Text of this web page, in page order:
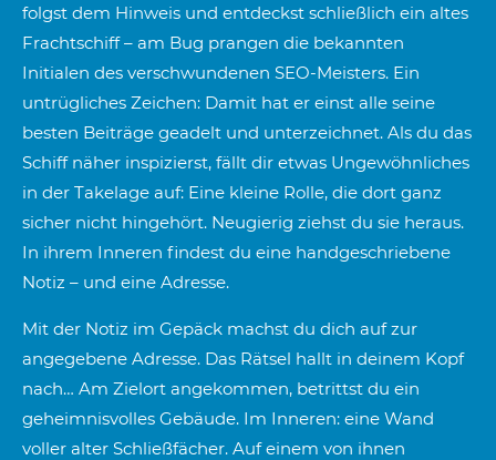
folgst dem Hinweis und entdeckst schließlich ein altes
Frachtschiff – am Bug prangen die bekannten
Initialen des verschwundenen SEO-Meisters. Ein
untrügliches Zeichen: Damit hat er einst alle seine
besten Beiträge geadelt und unterzeichnet. Als du das
Schiff näher inspizierst, fällt dir etwas Ungewöhnliches
in der Takelage auf: Eine kleine Rolle, die dort ganz
sicher nicht hingehört. Neugierig ziehst du sie heraus.
In ihrem Inneren findest du eine handgeschriebene
Notiz – und eine Adresse.
Mit der Notiz im Gepäck machst du dich auf zur
angegebene Adresse. Das Rätsel hallt in deinem Kopf
nach… Am Zielort angekommen, betrittst du ein
geheimnisvolles Gebäude. Im Inneren: eine Wand
voller alter Schließfächer. Auf einem von ihnen